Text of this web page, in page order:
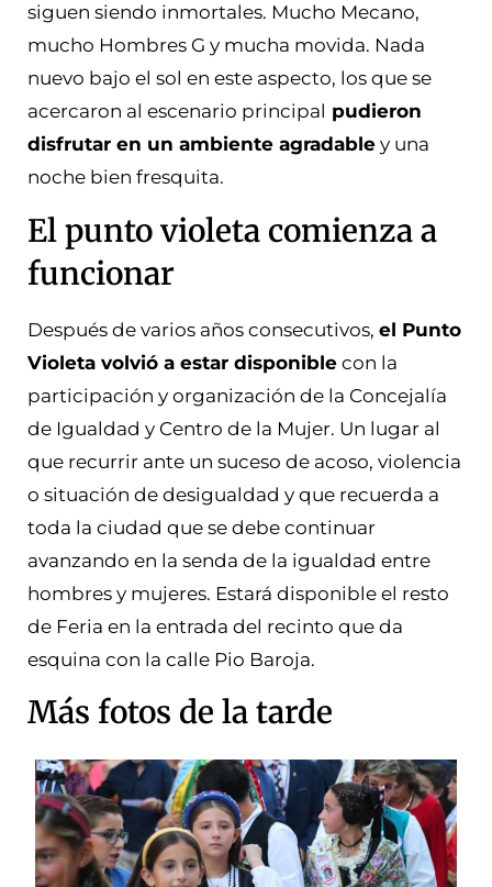
siguen siendo inmortales. Mucho Mecano,
mucho Hombres G y mucha movida. Nada
nuevo bajo el sol en este aspecto, los que se
acercaron al escenario principal pudieron
disfrutar en un ambiente agradable y una
noche bien fresquita.
El punto violeta comienza a
funcionar
Después de varios años consecutivos, el Punto
Violeta volvió a estar disponible con la
participación y organización de la Concejalía
de Igualdad y Centro de la Mujer. Un lugar al
que recurrir ante un suceso de acoso, violencia
o situación de desigualdad y que recuerda a
toda la ciudad que se debe continuar
avanzando en la senda de la igualdad entre
hombres y mujeres. Estará disponible el resto
de Feria en la entrada del recinto que da
esquina con la calle Pio Baroja.
Más fotos de la tarde